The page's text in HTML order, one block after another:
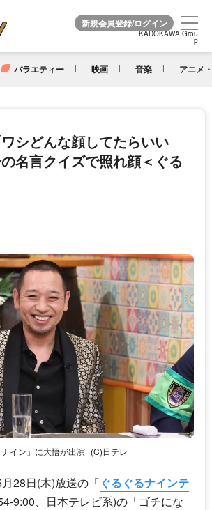
KADOKAWA Grou
p
バラエティー 映画 音楽 アニメ
KADOKAWA Grou
p
シどんな顔してたらいい
名言クイズで照れ顔＜ぐる
ナイン」に大悟が出演 (C)日テレ
28日(木)放送の「ぐるぐるナインテ
9:00、日本テレビ系)の「ゴチにな